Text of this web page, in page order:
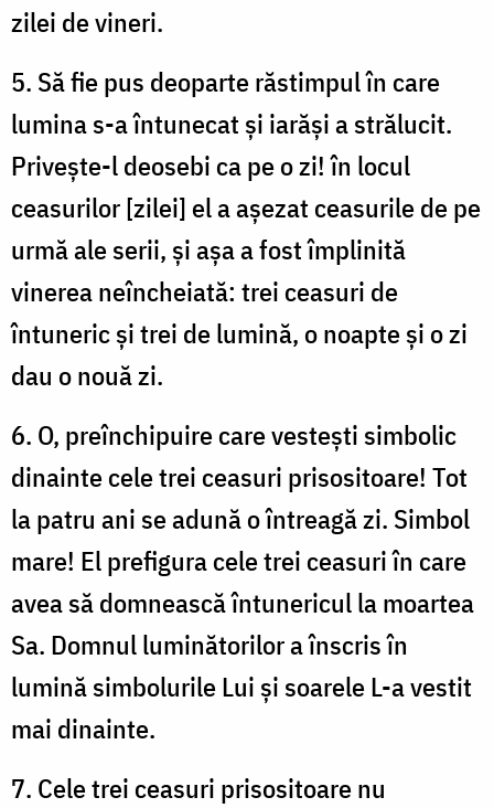
zilei de vineri.
5. Să fie pus deoparte răstimpul în care
lumina s-a întunecat și iarăși a strălucit.
Privește-l deosebi ca pe o zi! în locul
ceasurilor [zilei] el a așezat ceasurile de pe
urmă ale serii, și așa a fost împlinită
vinerea neîncheiată: trei ceasuri de
întuneric și trei de lumină, o noapte și o zi
dau o nouă zi.
6. O, preînchipuire care vestești simbolic
dinainte cele trei ceasuri prisositoare! Tot
la patru ani se adună o întreagă zi. Simbol
mare! El prefigura cele trei ceasuri în care
avea să domnească întunericul la moartea
Sa. Domnul luminătorilor a înscris în
lumină simbolurile Lui și soarele L-a vestit
mai dinainte.
7. Cele trei ceasuri prisositoare nu